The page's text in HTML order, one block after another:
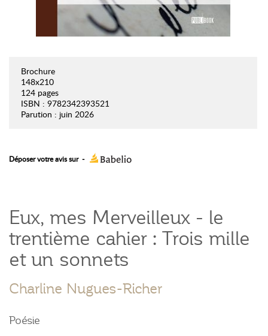
Brochure
148x210
124 pages
ISBN : 9782342393521
Parution : juin 2026
Déposer votre avis sur -
Eux, mes Merveilleux - le
trentième cahier : Trois mille
et un sonnets
Charline Nugues-Richer
Poésie